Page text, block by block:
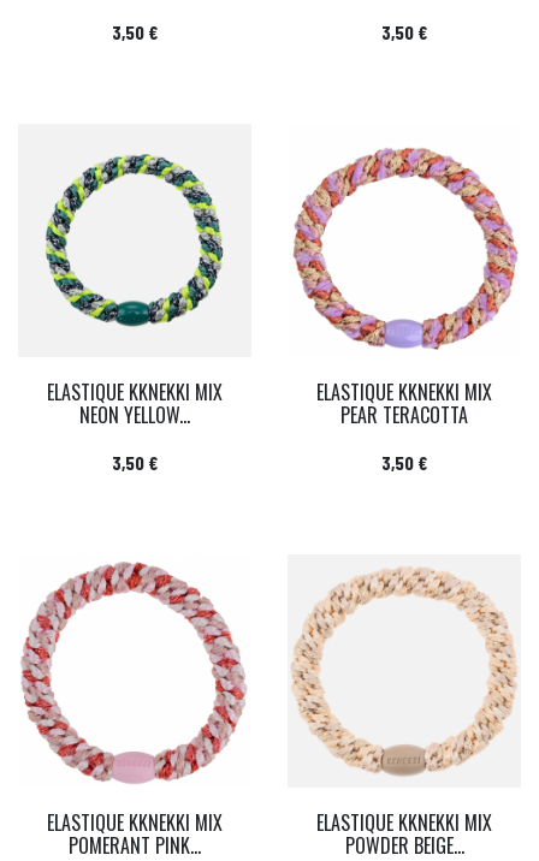
Prix
3,50 € Prix
3,50 €
ELASTIQUE KKNEKKI MIX
NEON YELLOW...
Prix
3,50 €
ELASTIQUE KKNEKKI MIX
PEAR TERACOTTA
Prix
3,50 €
ELASTIQUE KKNEKKI MIX
POMERANT PINK...
ELASTIQUE KKNEKKI MIX
POWDER BEIGE...